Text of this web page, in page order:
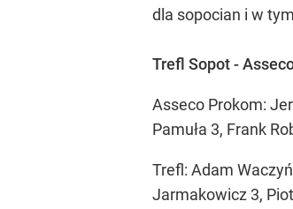
dla sopocian i w
Trefl Sopot -
Asseco Prokom:
Pamuła 3, Frank
Trefl: Adam
Jarmakowicz 3,